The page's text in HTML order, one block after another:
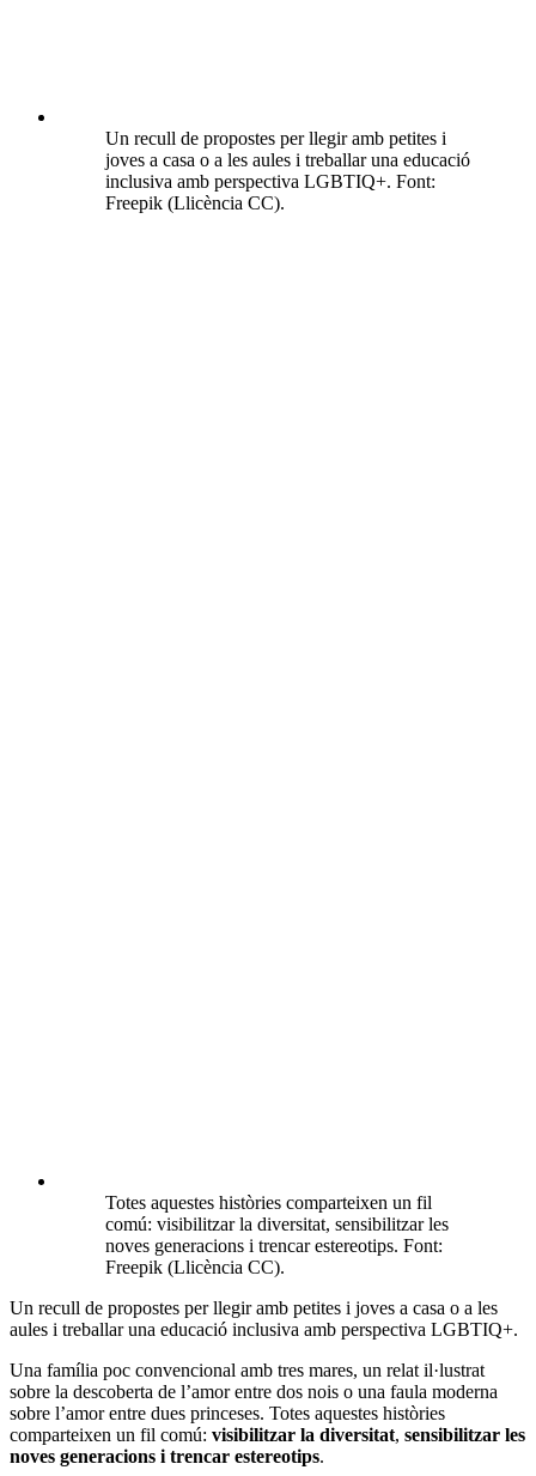
Un recull de propostes per llegir amb petites i
joves a casa o a les aules i treballar una educació
inclusiva amb perspectiva LGBTIQ+. Font:
Freepik (Llicència CC).
Totes aquestes històries comparteixen un fil
comú: visibilitzar la diversitat, sensibilitzar les
noves generacions i trencar estereotips. Font:
Freepik (Llicència CC).
Un recull de propostes per llegir amb petites i joves a casa o a les
aules i treballar una educació inclusiva amb perspectiva LGBTIQ+.
Una família poc convencional amb tres mares, un relat il·lustrat
sobre la descoberta de l’amor entre dos nois o una faula moderna
sobre l’amor entre dues princeses. Totes aquestes històries
comparteixen un fil comú: visibilitzar la diversitat, sensibilitzar les
noves generacions i trencar estereotips.